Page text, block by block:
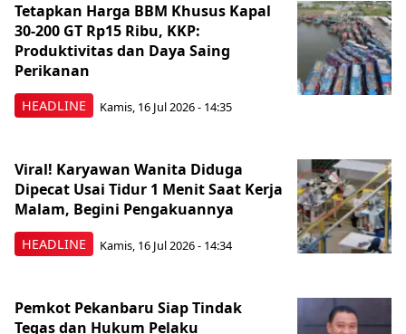
HEADLINE
Tetapkan Harga BBM Khusus Kapal
30-200 GT Rp15 Ribu, KKP:
Produktivitas dan Daya Saing
Perikanan
Kamis, 16 Jul 2026 - 14:35
HEADLINE
Viral! Karyawan Wanita Diduga
Dipecat Usai Tidur 1 Menit Saat Kerja
Malam, Begini Pengakuannya
Kamis, 16 Jul 2026 - 14:34
Pemkot Pekanbaru Siap Tindak
Tegas dan Hukum Pelaku